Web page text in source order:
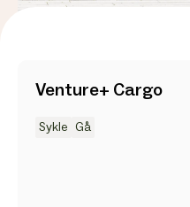
Venture+ Cargo
Sykle Gå